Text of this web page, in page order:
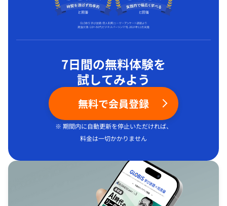
7日間の無料体験を
試してみよう
無料で会員登録
※ 期間内に自動更新を停止いただければ、
料金は一切かかりません